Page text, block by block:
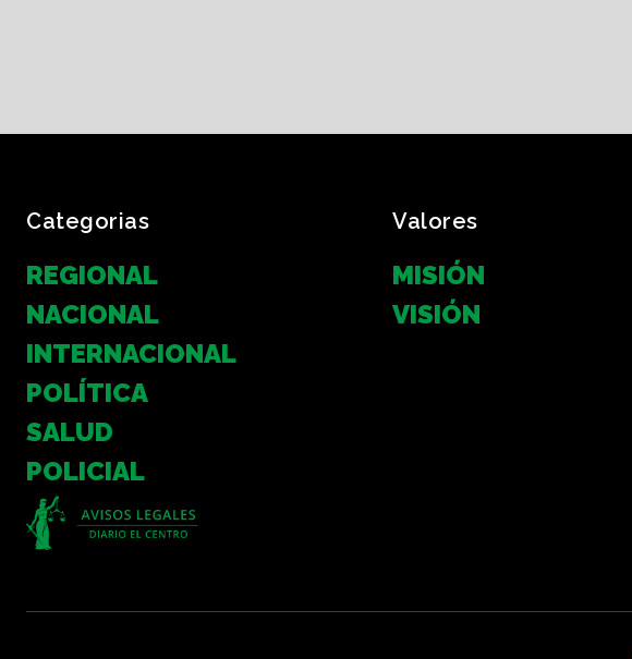
Categorias
REGIONAL
NACIONAL
INTERNACIONAL
POLÍTICA
SALUD
POLICIAL
Valores
MISIÓN
VISIÓN